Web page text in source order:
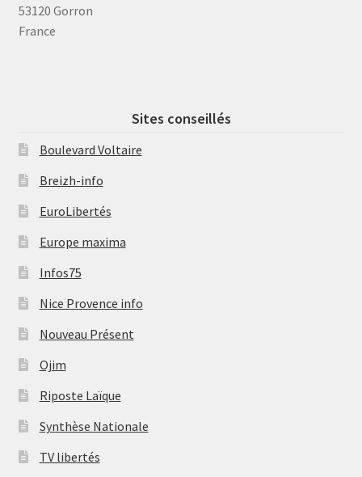
53120 Gorron
France
Sites conseillés
Boulevard Voltaire
Breizh-info
EuroLibertés
Europe maxima
Infos75
Nice Provence info
Nouveau Présent
Ojim
Riposte Laïque
Synthèse Nationale
TV libertés